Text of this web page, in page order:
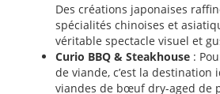
Des créations japonaises
spécialités chinoises et
véritable spectacle visuel et
Curio BBQ & Steakhouse :
de viande, c’est la destination
viandes de bœuf dry-aged de